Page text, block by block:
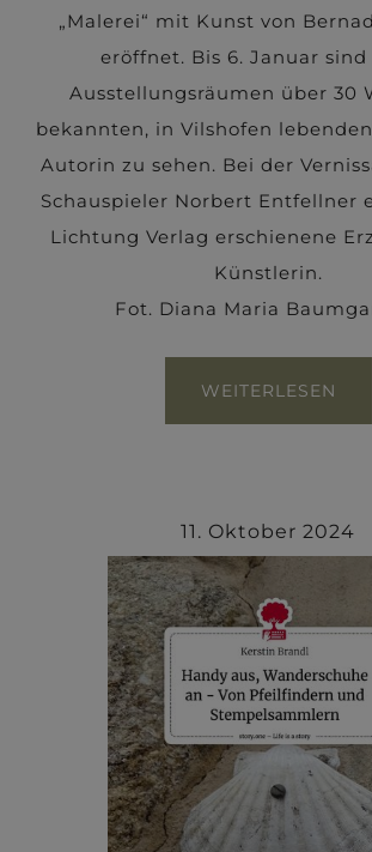
„Malerei“ mit Kunst von
eröffnet. Bis 6. Januar sind
Ausstellungsräumen über 30
bekannten, in Vilshofen
Autorin zu sehen. Bei der
Schauspieler Norbert Entfellner
Lichtung Verlag erschienene
Künstlerin.
Fot. Diana Maria
WEITERLESEN
11. Oktober 2024